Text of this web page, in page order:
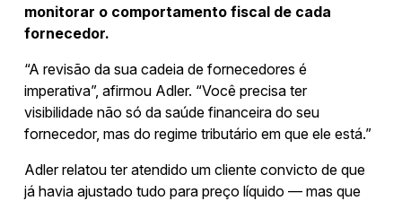
monitorar o comportamento fiscal de cada
fornecedor.
“A revisão da sua cadeia de fornecedores é
imperativa”, afirmou Adler. “Você precisa ter
visibilidade não só da saúde financeira do seu
fornecedor, mas do regime tributário em que ele está.”
Adler relatou ter atendido um cliente convicto de que
já havia ajustado tudo para preço líquido — mas que